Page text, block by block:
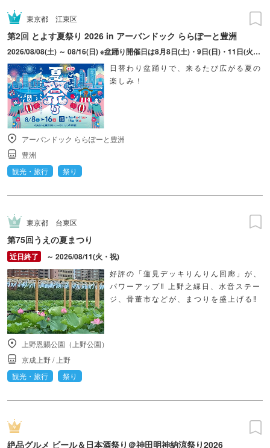
東京都 江東区
第2回 とよす夏祭り 2026 in アーバンドック ららぽーと豊洲
2026/08/08(土) ～ 08/16(日) ※盆踊り開催日は8月8日(土)・9日(日)・11日(火・祝)・15日(土)・16日(日)のみ。 ※縁日およびキッチンカーについては期間中の全日程営業予定。 ※開催コンテンツは日によって異なります。
日替わり盆踊りで、来るたび広がる夏の
楽しみ！
アーバンドック ららぽーと豊洲
豊洲
観光・旅行
祭り
東京都 台東区
第75回うえの夏まつり
～ 2026/08/11(火・祝)
好評の「蓮見デッキりんりん回廊」が、
パワーアップ‼ 上野之縁日、水音ステー
ジ、骨董市などが、まつりを盛上げる‼
上野恩賜公園（上野公園）
京成上野/ 上野
観光・旅行
祭り
絶品グルメ ビール＆日本酒祭り＠神田明神納涼祭り2026